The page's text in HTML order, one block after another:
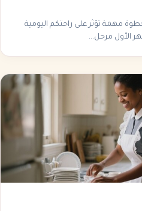
مهمة تؤثر على راحتكم اليومية
الأول مرحل...